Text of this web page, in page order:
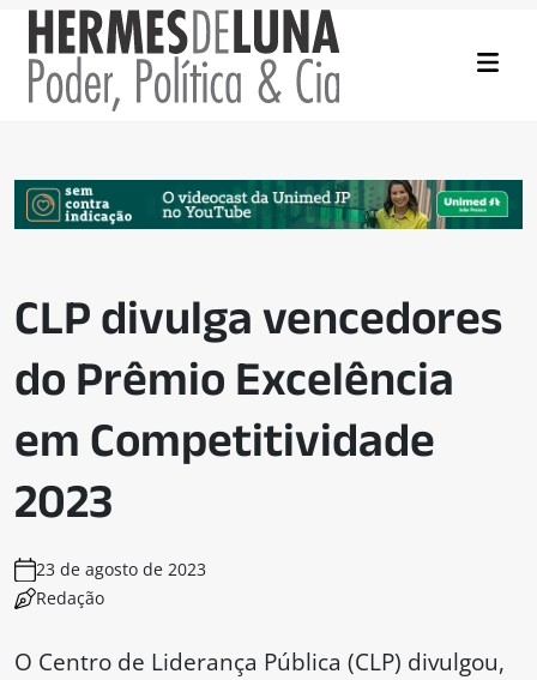
CLP divulga vencedores
do Prêmio Excelência
em Competitividade
2023
23 de agosto de 2023
Redação
O Centro de Liderança Pública (CLP) divulgou,